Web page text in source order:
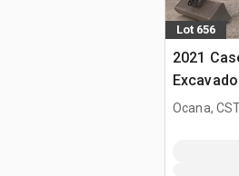
Lot 656
2021
Ocana,